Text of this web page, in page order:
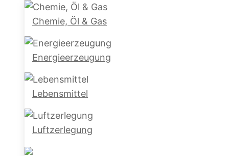
Chemie, Öl & Gas
Energieerzeugung
Lebensmittel
Luftzerlegung